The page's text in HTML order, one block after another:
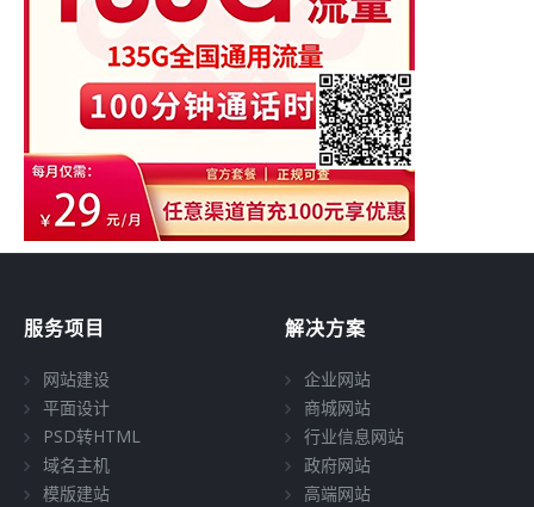
服务项目
网站建设
平面设计
PSD转HTML
域名主机
模版建站
解决方案
企业网站
商城网站
行业信息网站
政府网站
高端网站